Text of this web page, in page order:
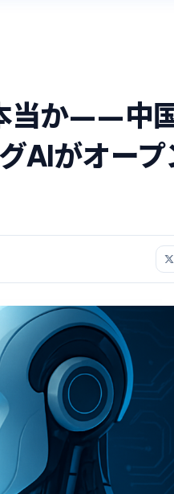
当か——中
AIがオープ